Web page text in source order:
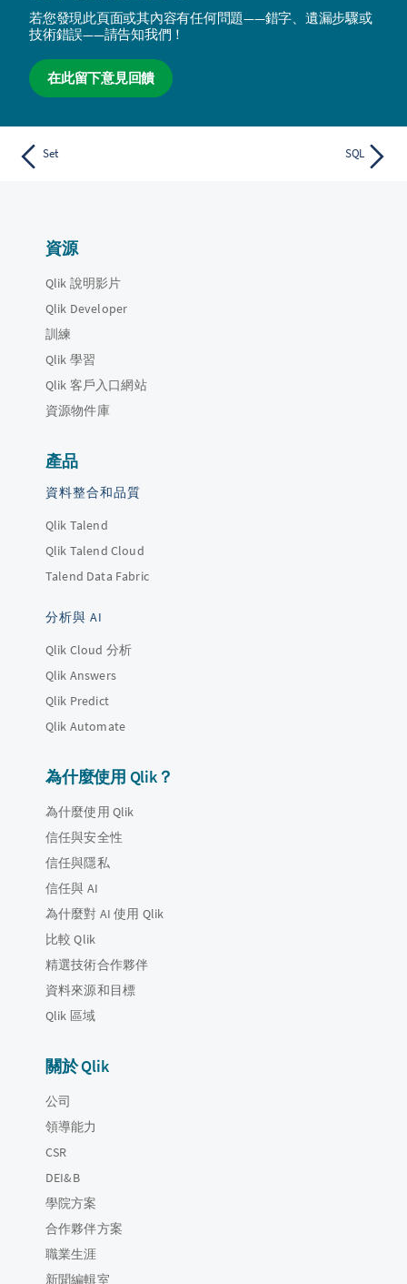
若您發現此頁面或其內容有任何問題——錯字、遺漏步驟或
技術錯誤——請告知我們！
在此留下意見回饋
Set SQL
資源
Qlik 說明影片
Qlik Developer
訓練
Qlik 學習
Qlik 客戶入口網站
資源物件庫
產品
資料整合和品質
Qlik Talend
Qlik Talend Cloud
Talend Data Fabric
分析與 AI
Qlik Cloud 分析
Qlik Answers
Qlik Predict
Qlik Automate
為什麼使用 Qlik？
為什麼使用 Qlik
信任與安全性
信任與隱私
信任與 AI
為什麼對 AI 使用 Qlik
比較 Qlik
精選技術合作夥伴
資料來源和目標
Qlik 區域
關於 Qlik
公司
領導能力
CSR
DEI&B
學院方案
合作夥伴方案
職業生涯
新聞編輯室